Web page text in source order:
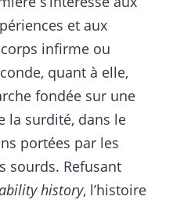
et aux
infirme ou
quant à elle,
fondée sur une
la surdité, dans le
portées par les
sourds. Refusant
history, l’histoire